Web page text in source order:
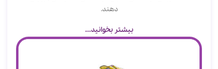
دهند.
بیشتر بخوانید...